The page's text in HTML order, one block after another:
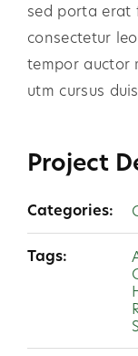
sed porta erat
consectetur
tempor auctor
utm cursus
Project
Categories:
Tags: